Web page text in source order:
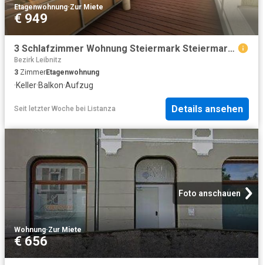
Etagenwohnung·Zur Miete
€ 949
3 Schlafzimmer Wohnung Steiermark Steiermark 104537527
Bezirk Leibnitz
3 ZimmerEtagenwohnung
·Keller·Balkon·Aufzug
Seit letzter Woche bei Listanza Details ansehen
Foto anschauen
Wohnung·Zur Miete
€ 656